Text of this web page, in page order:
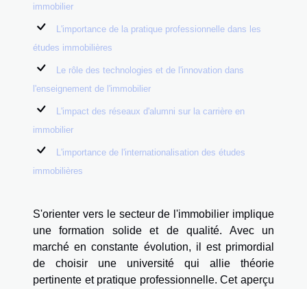
immobilier
L'importance de la pratique professionnelle dans les
études immobilières
Le rôle des technologies et de l'innovation dans
l'enseignement de l'immobilier
L'impact des réseaux d'alumni sur la carrière en
immobilier
L'importance de l'internationalisation des études
immobilières
S'orienter vers le secteur de l'immobilier implique
une formation solide et de qualité. Avec un
marché en constante évolution, il est primordial
de choisir une université qui allie théorie
pertinente et pratique professionnelle. Cet aperçu